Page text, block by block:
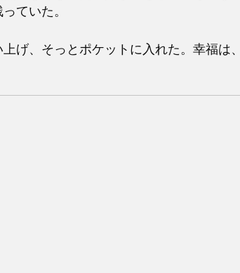
ていた。
げ、そっとポケットに入れた。幸福は